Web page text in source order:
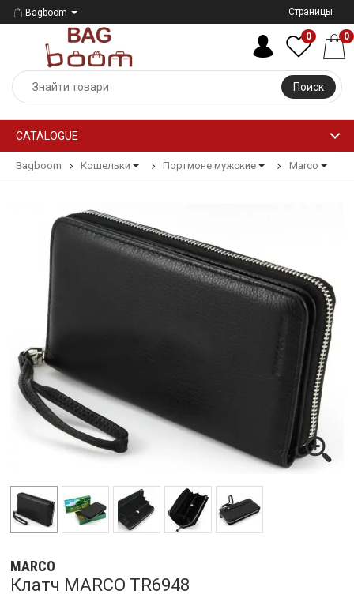
Bagboom Страницы
Поиск
0 0
CATALOGUE
Bagboom Кошельки Портмоне мужские Marco
MARCO
Клатч MARCO TR6948